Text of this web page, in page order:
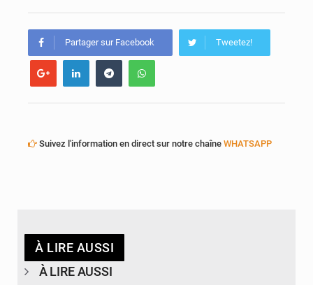
Partager sur Facebook Tweetez!
Suivez l'information en direct sur notre chaîne WHATSAPP
À LIRE AUSSI
À LIRE AUSSI